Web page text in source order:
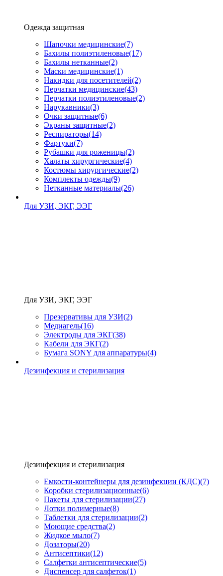
Одежда защитная
Шапочки медицинские(7)
Бахилы полиэтиленовые(17)
Бахилы нетканные(2)
Маски медицинские(1)
Накидки для посетителей(2)
Перчатки медицинские(43)
Перчатки полиэтиленовые(2)
Нарукавники(3)
Очки защитные(6)
Экраны защитные(2)
Рeспираторы(14)
Фартуки(7)
Рубашки для роженицы(2)
Халаты хирургические(4)
Костюмы хирургические(2)
Комплекты одежды(9)
Нетканные материалы(26)
Для УЗИ, ЭКГ, ЭЭГ
Для УЗИ, ЭКГ, ЭЭГ
Презервативы для УЗИ(2)
Медиагель(16)
Электроды для ЭКГ(38)
Кабели для ЭКГ(2)
Бумага SONY для аппаратуры(4)
Дезинфекция и стерилизация
Дезинфекция и стерилизация
Емкости-контейнеры для дезинфекции (КДС)(7)
Коробки стерилизационные(6)
Пакеты для стерилизации(27)
Лотки полимерные(8)
Таблетки для стерилизации(2)
Моющие средства(2)
Жидкое мыло(7)
Дозаторы(20)
Антисептики(12)
Салфетки антисептические(5)
Диспенсер для салфеток(1)